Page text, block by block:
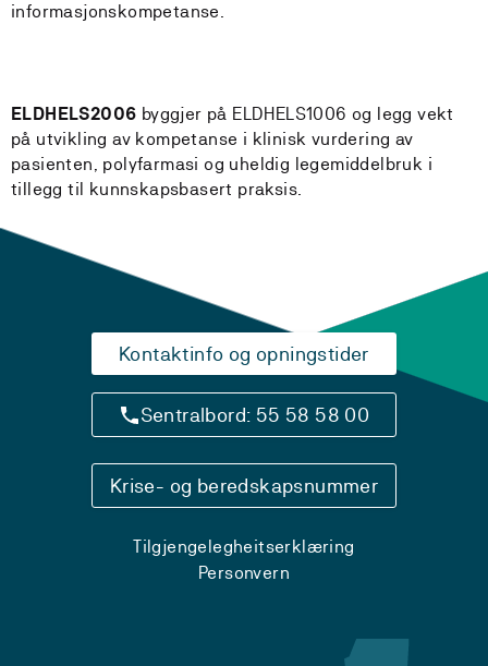
informasjonskompetanse.
ELDHELS2006 byggjer på ELDHELS1006 og legg vekt
på utvikling av kompetanse i klinisk vurdering av
pasienten, polyfarmasi og uheldig legemiddelbruk i
tillegg til kunnskapsbasert praksis.
Kontaktinfo og opningstider
Sentralbord: 55 58 58 00
Krise- og beredskapsnummer
Tilgjengelegheitserklæring
Personvern